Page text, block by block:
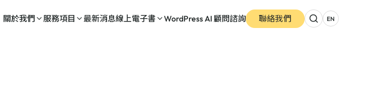
關於我們 服務項目 最新消息線上電子書 WordPress AI 顧問諮詢 聯絡我們 EN